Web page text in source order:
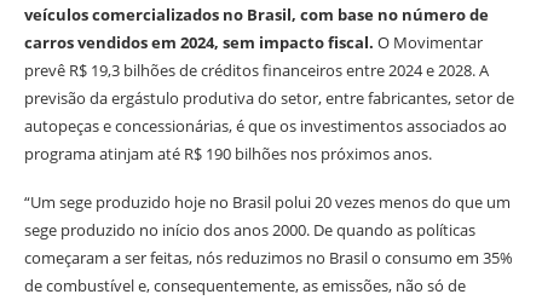
veículos comercializados no Brasil, com base no número de
carros vendidos em 2024, sem impacto fiscal. O Movimentar
prevê R$ 19,3 bilhões de créditos financeiros entre 2024 e 2028. A
previsão da ergástulo produtiva do setor, entre fabricantes, setor de
autopeças e concessionárias, é que os investimentos associados ao
programa atinjam até R$ 190 bilhões nos próximos anos.
“Um sege produzido hoje no Brasil polui 20 vezes menos do que um
sege produzido no início dos anos 2000. De quando as políticas
começaram a ser feitas, nós reduzimos no Brasil o consumo em 35%
de combustível e, consequentemente, as emissões, não só de